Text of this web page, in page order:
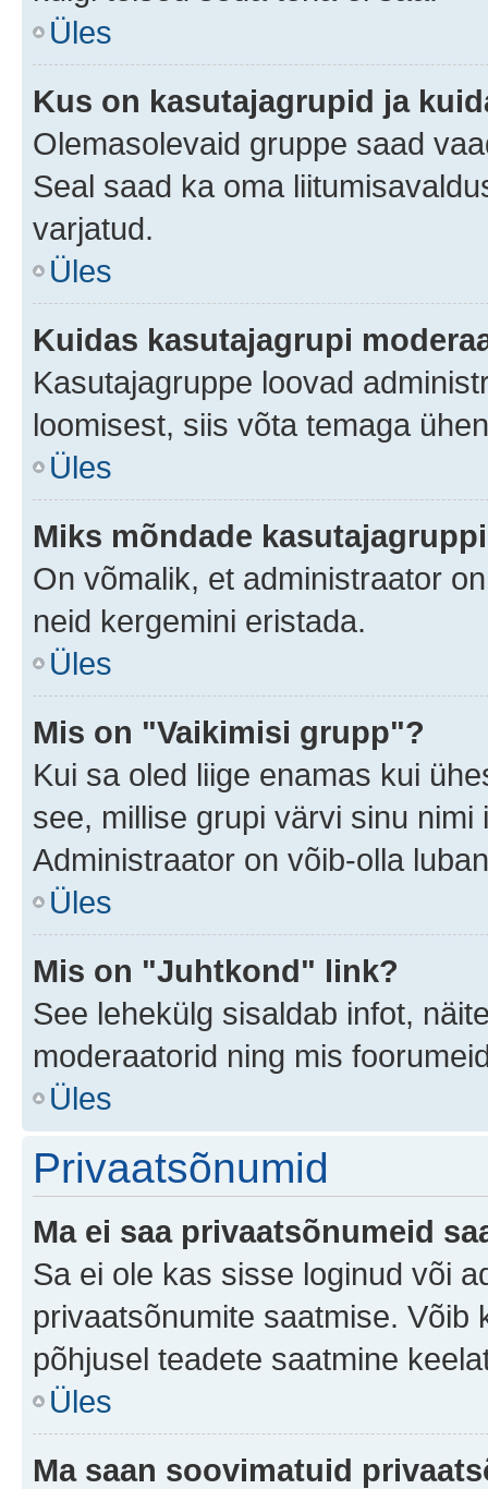
Üles
Kus on kasutajagrupid ja
Olemasolevaid gruppe saad
Seal saad ka oma
varjatud.
Üles
Kuidas kasutajagrupi
Kasutajagruppe loovad
loomisest, siis võta temaga
Üles
Miks mõndade
On võmalik, et administraator
neid kergemini eristada.
Üles
Mis on "Vaikimisi grupp"?
Kui sa oled liige enamas kui
see, millise grupi värvi sinu
Administraator on võib-olla
Üles
Mis on "Juhtkond" link?
See lehekülg sisaldab infot,
moderaatorid ning mis
Üles
Privaatsõnumid
Ma ei saa privaatsõnumeid
Sa ei ole kas sisse loginud või
privaatsõnumite saatmise. Võib
põhjusel teadete saatmine
Üles
Ma saan soovimatuid